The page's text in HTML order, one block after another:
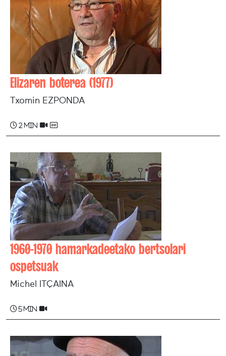
Elizaren boterea (1977)
Txomin EZPONDA
2 min
1960-1970 hamarkadeetako bertsolari
ospetsuak
Michel ITÇAINA
5 min